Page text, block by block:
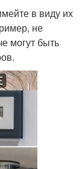
в виду их
не
могут быть